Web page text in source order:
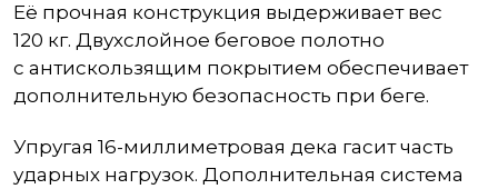
Её прочная конструкция выдерживает вес
120 кг. Двухслойное беговое полотно
с антискользящим покрытием обеспечивает
дополнительную безопасность при беге.
Упругая 16-миллиметровая дека гасит часть
ударных нагрузок. Дополнительная система